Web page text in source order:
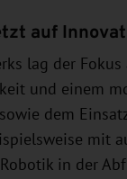
auf
lag der Fokus
und einem
dem
mit
in der